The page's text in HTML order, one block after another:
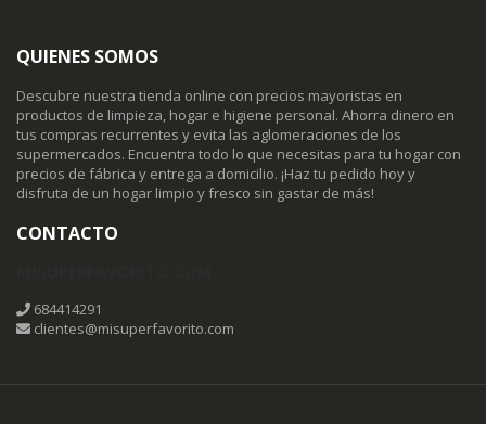
QUIENES SOMOS
Descubre nuestra tienda online con precios mayoristas en
productos de limpieza, hogar e higiene personal. Ahorra dinero en
tus compras recurrentes y evita las aglomeraciones de los
supermercados. Encuentra todo lo que necesitas para tu hogar con
precios de fábrica y entrega a domicilio. ¡Haz tu pedido hoy y
disfruta de un hogar limpio y fresco sin gastar de más!
CONTACTO
684414291
clientes@misuperfavorito.com